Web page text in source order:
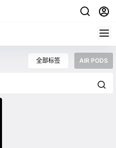
全部标签 AIR PODS